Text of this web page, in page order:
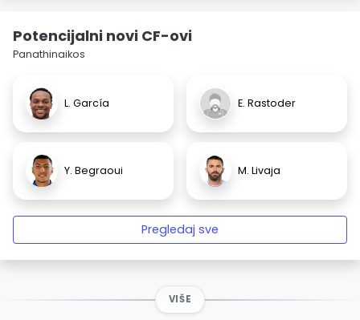
Potencijalni novi CF-ovi
Panathinaikos
L. García E. Rastoder
Y. Begraoui M. Livaja
Pregledaj sve
VIŠE